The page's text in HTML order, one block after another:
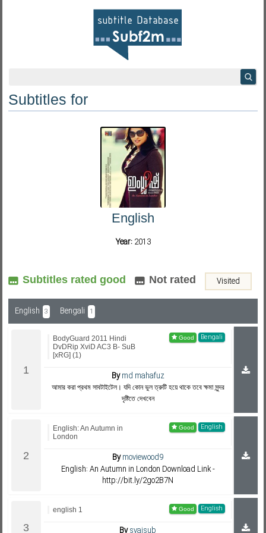
Subf2m 3.0
Subtitles for
English
Year: 2013
Subtitles rated good Not rated Visited
English 3 Bengali 1
Bengali
BodyGuard 2011 Hindi
DvDRip XviD AC3 B- SuB
[xRG] (1)
Bymd mahafuz
আমার করা প্রথম সাবটাইটেল। যদি কোন ভুল ত্রুটি হয়ে থাকে তবে ক্ষমা সুন্দর
দৃষ্টিতে দেখবেন
English
English: An Autumn in
London
Bymoviewood9
English: An Autumn in London Download Link -
http://bit.ly/2go2B7N
English
english 1
Bysyaisub